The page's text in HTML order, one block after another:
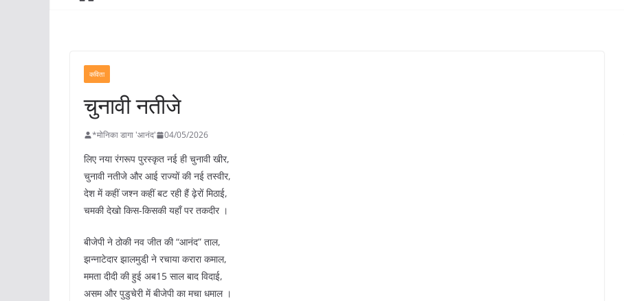
कविता
चुनावी नतीजे
*मोनिका डागा 'आनंद' 04/05/2026
लिए नया रंगरूप पुरस्कृत नई ही चुनावी खीर,
चुनावी नतीजे और आई राज्यों की नई तस्वीर,
देश में कहीं जश्न कहीं बट रही हैं ढ़ेरों मिठाई,
चमकी देखो किस-किसकी यहॉं पर तकदीर ।
बीजेपी ने ठोकी नव जीत की “आनंद” ताल,
झन्नाटेदार झालमुडी़ ने रचाया करारा कमाल,
ममता दीदी की हुई अब15 साल बाद विदाई,
असम और पुडुचेरी में बीजेपी का मचा धमाल ।